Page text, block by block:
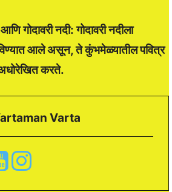
गोदावरी नदी: गोदावरी नदीला
आले असून, ते कुंभमेळ्यातील पवित्र
अधोरेखित करते.
Varta